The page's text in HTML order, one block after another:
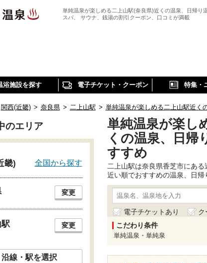
単純温泉が楽しめる二上山駅(奈良県)近くの温泉、日帰り
スパ、 サウナ、銭湯の割引クーポン、口コミが満載
浴施設を探す 電子チケット・クーポン 特集・
関西(近畿) > 奈良県 > 二上山駅 > 単純温泉が楽しめる二上山駅近く
単純温泉が楽し
くの温泉、日帰
すすめ
二上山駅は奈良県香芝市にあ
近い順でおすすめの温泉、日帰
電子チケットあり ク
こだわり条件
単純温泉・単純泉
のエリア
畿) 全国から探す
変更
変更
沿線・駅を選択